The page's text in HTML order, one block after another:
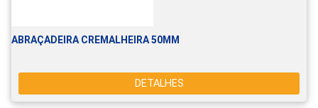
ABRAÇADEIRA CREMALHEIRA 50MM
DETALHES